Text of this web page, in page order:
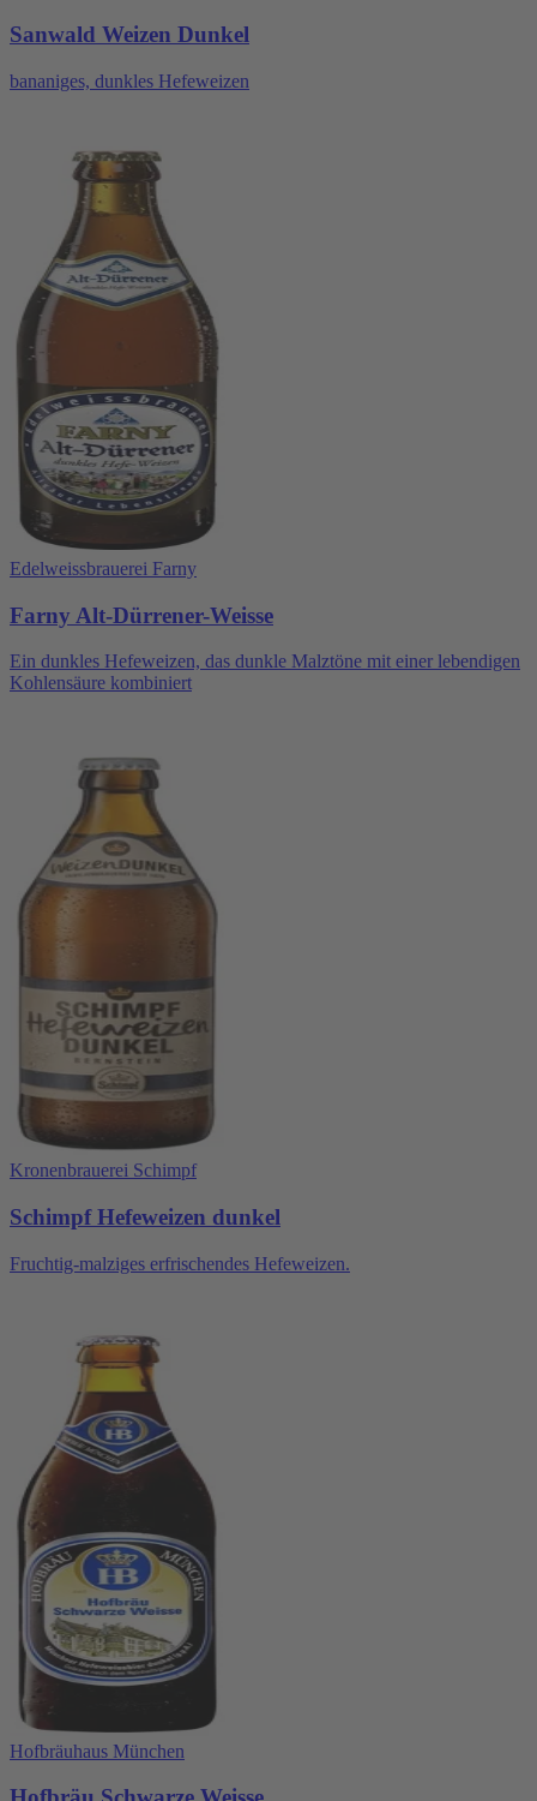
Sanwald Weizen Dunkel
bananiges, dunkles Hefeweizen
Edelweissbrauerei Farny
Farny Alt-Dürrener-Weisse
Ein dunkles Hefeweizen, das dunkle Malztöne mit einer lebendigen
Kohlensäure kombiniert
Kronenbrauerei Schimpf
Schimpf Hefeweizen dunkel
Fruchtig-malziges erfrischendes Hefeweizen.
Hofbräuhaus München